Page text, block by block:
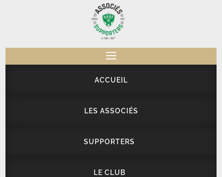
a
ACCUEIL
LES ASSOCIÉS
SUPPORTERS
LE CLUB